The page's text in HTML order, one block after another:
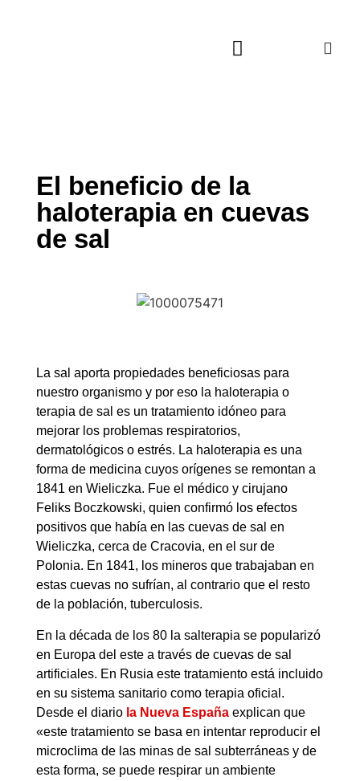
El beneficio de la
haloterapia en cuevas
de sal
La sal aporta propiedades beneficiosas para
nuestro organismo y por eso la haloterapia o
terapia de sal es un tratamiento idóneo para
mejorar los problemas respiratorios,
dermatológicos o estrés. La haloterapia es una
forma de medicina cuyos orígenes se remontan a
1841 en Wieliczka. Fue el médico y cirujano
Feliks Boczkowski, quien confirmó los efectos
positivos que había en las cuevas de sal en
Wieliczka, cerca de Cracovia, en el sur de
Polonia. En 1841, los mineros que trabajaban en
estas cuevas no sufrían, al contrario que el resto
de la población, tuberculosis.
En la década de los 80 la salterapia se popularizó
en Europa del este a través de cuevas de sal
artificiales. En Rusia este tratamiento está incluido
en su sistema sanitario como terapia oficial.
Desde el diario la Nueva Españaexplican que
«este tratamiento se basa en intentar reproducir el
microclima de las minas de sal subterráneas y de
esta forma, se puede respirar un ambiente